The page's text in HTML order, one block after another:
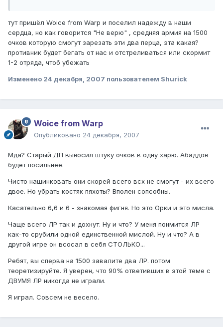
тут пришёл Woice from Warp и поселил надежду в наши
сердца, но как говорится "Не верю" , средняя армия на 1500
очков которую смогут зарезать эти два перца, эта какая?
противник будет бегать от нас и отстреливаться или скормит
1-2 отряда, чтоб убежать
Изменено 24 декабря, 2007 пользователем Shurick
Woice from Warp
Опубликовано 24 декабря, 2007
Мда? Старый ДП выносил штуку очков в одну харю. Абаддон
будет посильнее.
Чисто нашинковать они скорей всего всх не смогут - их всего
двое. Но убрать костяк пяхоты? Вполен сопсобны.
Касательно 6,6 и 6 - знакомая фигня. Но это Орки и это мисла.
Чаще всего ЛР так и дохнут. Ну и что? У меня понмится ЛР
как-то срубили одной единственной мислой. Ну и что? А в
другой игре он всосал в себя СТОЛЬКО...
Ребят, вы сперва на 1500 завалите два ЛР. потом
теоретизируйте. Я уверен, что 90% ответивших в этой теме с
ДВУМЯ ЛР никогда не играли.
Я играл. Совсем не весело.